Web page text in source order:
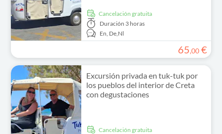
cancelación gratuita
Duración 3 horas
En, De,Nl
65,00 €
Excursión privada en tuk-tuk por
los pueblos del interior de Creta
con degustaciones
cancelación gratuita